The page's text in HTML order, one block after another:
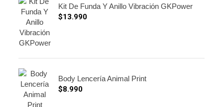
Kit De Funda Y Anillo Vibración GKPower
$13.990
Body Lencería Animal Print
$8.990